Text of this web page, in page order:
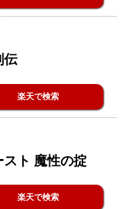
伝
楽天で検索
ト 魔性の掟
楽天で検索